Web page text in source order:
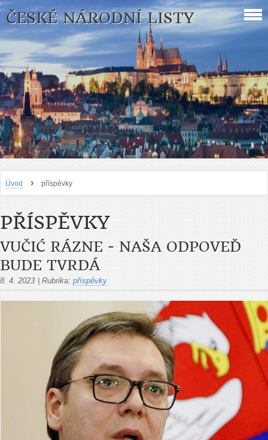
ČESKÉ NÁRODNÍ LISTY
Úvod › příspěvky
PŘÍSPĚVKY
VUČIĆ RÁZNE - NAŠA ODPOVEĎ
BUDE TVRDÁ
8. 4. 2023 Rubrika: příspěvky